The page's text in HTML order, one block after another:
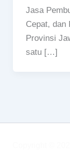
Jasa
Cepat, dan
Provinsi
satu […]